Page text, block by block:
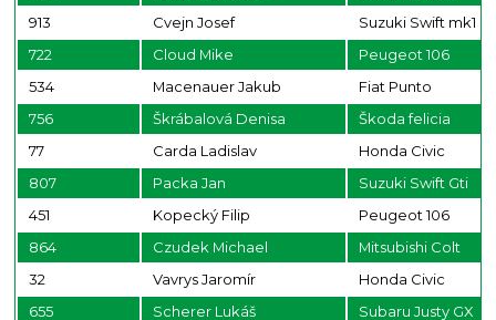
913
Cvejn Josef
Suzuki Swift mk1
722
Cloud Mike
Peugeot 106
534
Macenauer Jakub
Fiat Punto
756
Škrábalová Denisa
Škoda felicia
77
Carda Ladislav
Honda Civic
807
Packa Jan
Suzuki Swift Gti
451
Kopecký Filip
Peugeot 106
864
Czudek Michael
Mitsubishi Colt
32
Vavrys Jaromír
Honda Civic
655
Scherer Lukáš
Subaru Justy GX